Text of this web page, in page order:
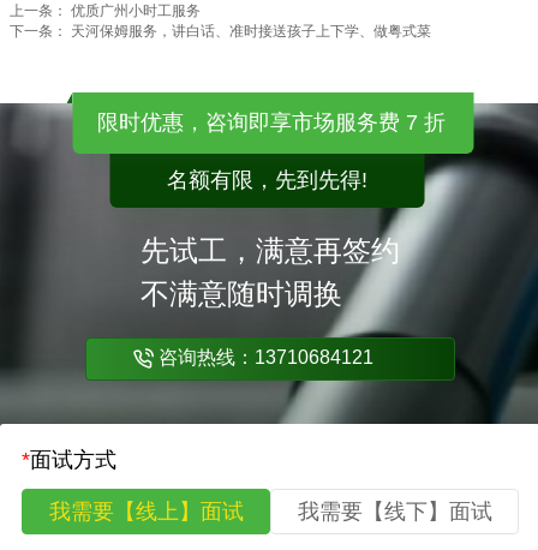
上一条： 优质广州小时工服务
下一条：
天河保姆服务，讲白话、准时接送孩子上下学、做粤式菜
限时优惠，咨询即享市场服务费 7 折
名额有限，先到先得!
先试工，满意再签约
不满意随时调换
咨询热线：13710684121
*面试方式
我需要【线上】面试 我需要【线下】面试